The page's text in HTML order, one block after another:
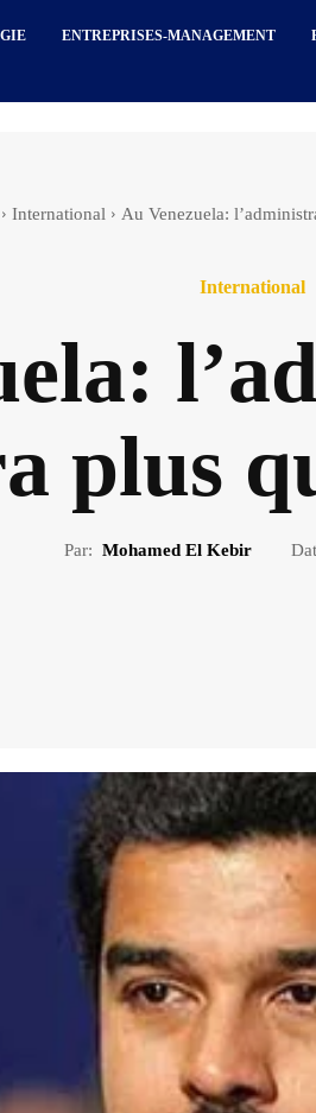
ENTREPRISES-MANAGEMENT
International Au Venezuela:
International
plus
Par: Mohamed El Kebir